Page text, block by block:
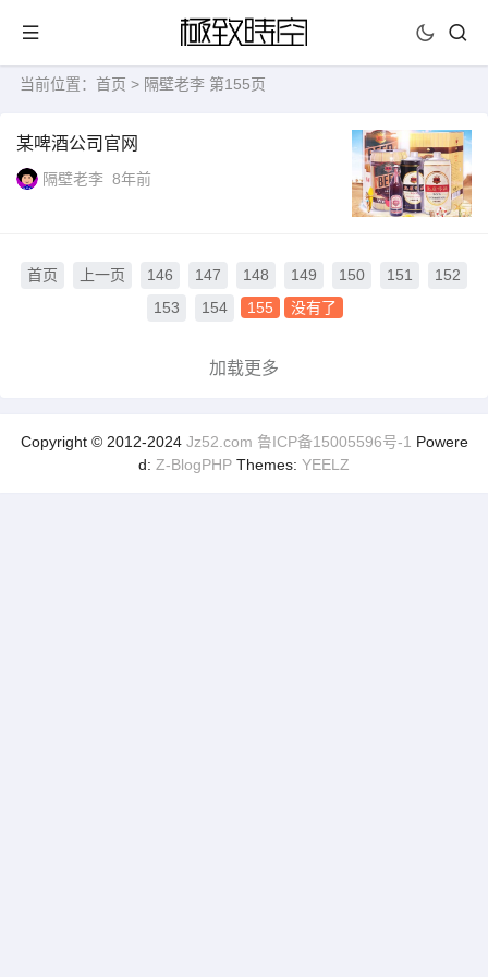
当前位置： 首页 > 隔壁老李 第155页
某啤酒公司官网
隔壁老李 8年前
首页 上一页 146 147 148 149 150 151
152
153
154 155 没有了
加载更多
Copyright © 2012-2024 Jz52.com 鲁ICP备15005596号-1 Powere
d: Z-BlogPHP Themes: YEELZ